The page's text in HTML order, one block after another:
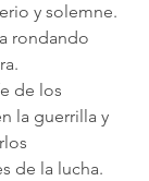
y solemne.
rondando
de los
la guerrilla y
de la lucha.